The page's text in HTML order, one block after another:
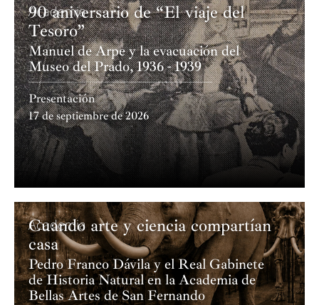
Academia
90 aniversario de “El viaje del
Tesoro”
Manuel de Arpe y la evacuación del
Museo del Prado, 1936 - 1939
Presentación
17 de septiembre de 2026
Academia
Cuando arte y ciencia compartían
casa
Pedro Franco Dávila y el Real Gabinete
de Historia Natural en la Academia de
Bellas Artes de San Fernando